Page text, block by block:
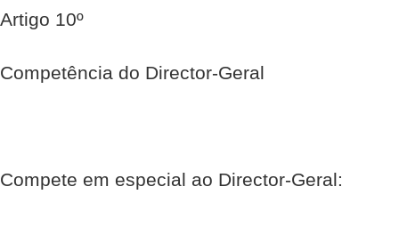
Artigo 10º
Competência do Director-Geral
Compete em especial ao Director-Geral: